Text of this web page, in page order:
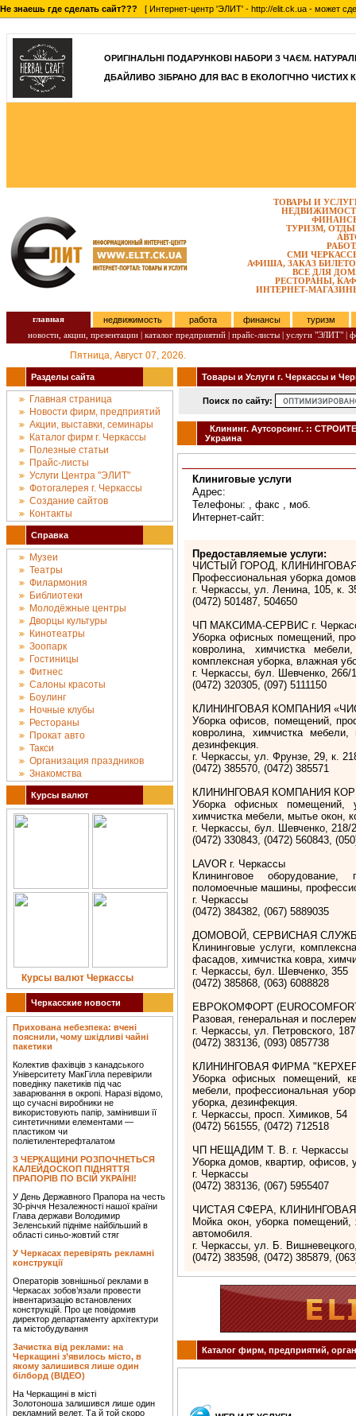
Не знаешь где сделать сайт??? [ Интернет-центр 'ЭЛИТ' - http://elit.ck.ua - может
]
ОРИГІНАЛЬНІ ПОДАРУНКОВІ НАБОРИ З ЧАЄМ.
ДБАЙЛИВО ЗІБРАНО ДЛЯ ВАС В ЕКОЛОГІЧНО ЧИСТИХ
ТОВАРЫ И
ТУРИЗМ,
СМИ
АФИША, ЗАКАЗ
ВСЕ ДЛЯ
РЕСТОРАНЫ,
ИНТЕРНЕТ-
главная недвижимость работа финансы
туризм
новости, акции, презентации | каталог предприятий | прайс-листы | услуги "ЭЛИТ" |
Пятница, Август 07, 2026.
Разделы сайта
Главная страница
Новости фирм, предприятий
Акции, выставки, семинары
Каталог фирм г. Черкассы
Полезные статьи
Прайс-листы
Услуги Центра "ЭЛИТ"
Фотогалерея г. Черкассы
Создание сайтов
Контакты
Справка
Музеи
Театры
Филармония
Библиотеки
Молодёжные центры
Дворцы культуры
Кинотеатры
Зоопарк
Гостиницы
Фитнес
Салоны красоты
Боулинг
Ночные клубы
Рестораны
Прокат авто
Такси
Организация праздников
Знакомства
Курсы валют
Курсы валют Черкассы
Черкасские новости
Прихована небезпека: вчені
пояснили, чому шкідливі чайні
пакетики
Колектив фахівців з канадського
Університету МакГілла перевірили
поведінку пакетиків під час
заварювання в окропі. Наразі відомо,
що сучасні виробники не
використовують папір, замінивши її
синтетичними елементами —
пластиком чи
поліетилентерефталатом
З ЧЕРКАЩИНИ РОЗПОЧНЕТЬСЯ
КАЛЕЙДОСКОП ПІДНЯТТЯ
ПРАПОРІВ ПО ВСІЙ УКРАЇНІ!
У День Державного Прапора на честь
30-річчя Незалежності нашої країни
Глава держави Володимир
Зеленський підніме найбільший в
області синьо-жовтий стяг
У Черкасах перевірять рекламні
конструкції
Операторів зовнішньої реклами в
Черкасах зобов’язали провести
інвентаризацію встановлених
конструкцій. Про це повідомив
директор департаменту архітектури
та містобудування
Зачистка від реклами: на
Черкащині з’явилось місто, в
якому залишився лише один
білборд (ВІДЕО)
На Черкащині в місті
Золотоноша залишився лише один
рекламний велет. Та й той скоро
Товары и Услуги г. Черкассы и
Поиск по сайту:
Клининг. Аутсорсинг. ::
Украина
Клиниговые услуги
Адрес:
Телефоны: , факс , моб.
Интернет-сайт:
Предоставляемые услуги:
ЧИСТЫЙ ГОРОД, КЛИНИНГОВАЯ
Профессиональная уборка
г. Черкассы, ул. Ленина, 105, к.
(0472) 501487, 504650
ЧП МАКСИМА-СЕРВИС г.
Уборка офисных помещений,
ковролина, химчистка
комплексная уборка, влажная
г. Черкассы, бул. Шевченко,
(0472) 320305, (097) 5111150
КЛИНИНГОВАЯ КОМПАНИЯ
Уборка офисов, помещений,
ковролина, химчистка
дезинфекция.
г. Черкассы, ул. Фрунзе, 29, к.
(0472) 385570, (0472) 385571
КЛИНИНГОВАЯ КОМПАНИЯ
Уборка офисных помещений,
химчистка мебели, мытье окон,
г. Черкассы, бул. Шевченко, 218/
(0472) 330843, (0472) 560843,
LAVOR г. Черкассы
Клининговое
поломоечные машины,
г. Черкассы
(0472) 384382, (067) 5889035
ДОМОВОЙ, СЕРВИСНАЯ СЛУЖБА
Клининговые услуги,
фасадов, химчистка ковра,
г. Черкассы, бул. Шевченко, 355
(0472) 385868, (063) 6088828
ЕВРОКОМФОРТ
Разовая, генеральная и
г. Черкассы, ул. Петровского, 187
(0472) 383136, (093) 0857738
КЛИНИНГОВАЯ ФИРМА "КЕРХЕР"
Уборка офисных помещений,
мебели, профессиональная
уборка, дезинфекция.
г. Черкассы, просп. Химиков, 54
(0472) 561555, (0472) 712518
ЧП НЕЩАДИМ Т. В. г. Черкассы
Уборка домов, квартир, офисов,
г. Черкассы
(0472) 383136, (067) 5955407
ЧИСТАЯ СФЕРА, КЛИНИНГОВАЯ
Мойка окон, уборка помещений,
автомобиля.
г. Черкассы, ул. Б.
(0472) 383598, (0472) 385879,
Каталог фирм, предприятий,